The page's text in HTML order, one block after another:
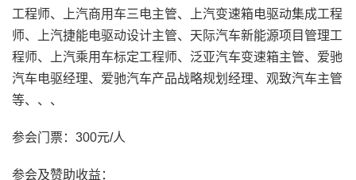
工程师、上汽商用车三电主管、上汽变速箱电驱动集成工程
师、上汽捷能电驱动设计主管、天际汽车新能源项目管理工
程师、上汽乘用车标定工程师、泛亚汽车变速箱主管、爱驰
汽车电驱经理、爱驰汽车产品战略规划经理、观致汽车主管
等、、、
参会门票：300元/人
参会及赞助收益：